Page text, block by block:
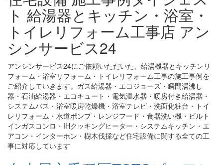
ト 給湯器とキッチン・浴室・
トイレリフォーム工事店 アン
シンサービス24
アンシンサービス24にご依頼いただいた、給湯機器とキッチンリ
フォーム・浴室リフォーム・トイレリフォーム工事の施工事例を
ご紹介していきます。ガス給湯器・エコジョーズ・瞬間湯沸し
器・石油給湯器・エコキュート・電気温水器・暖房付き給湯器・
システムバス・浴室暖房乾燥機・浴室テレビ・洗面化粧台・トイ
レリフォーム・水道ポンプ・レンジフード・食器洗い機・ビルト
インガスコンロ・IHクッキングヒーター・システムキッチン・エ
アコン・インターホン・樹木伐採など住宅設備に関する全ての工
事に対応しています